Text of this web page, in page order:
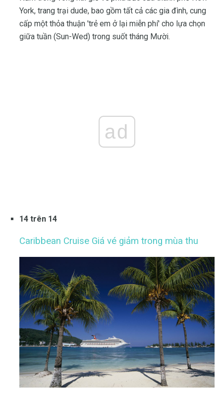
York, trang trại dude, bao gồm tất cả các gia đình, cung
cấp một thỏa thuận 'trẻ em ở lại miễn phí' cho lựa chọn
giữa tuần (Sun-Wed) trong suốt tháng Mười.
ad
14 trên 14
Caribbean Cruise Giá vé giảm trong mùa thu